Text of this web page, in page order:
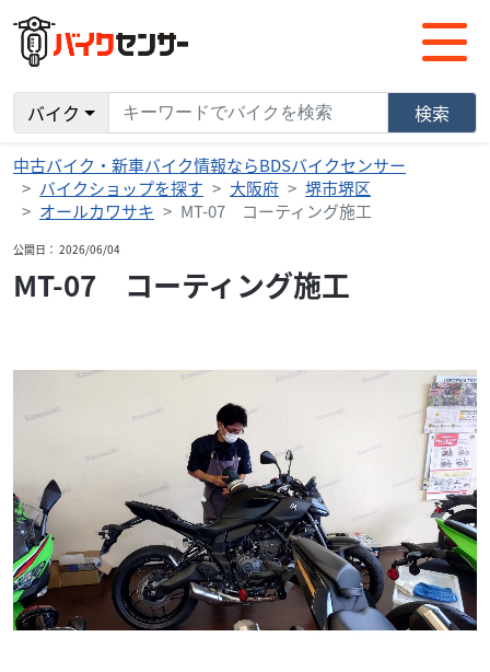
バイク 検索
中古バイク・新車バイク情報ならBDSバイクセンサー
バイクショップを探す
大阪府
堺市堺区
オールカワサキ
MT-07 コーティング施工
公開日： 2026/06/04
MT-07 コーティング施工